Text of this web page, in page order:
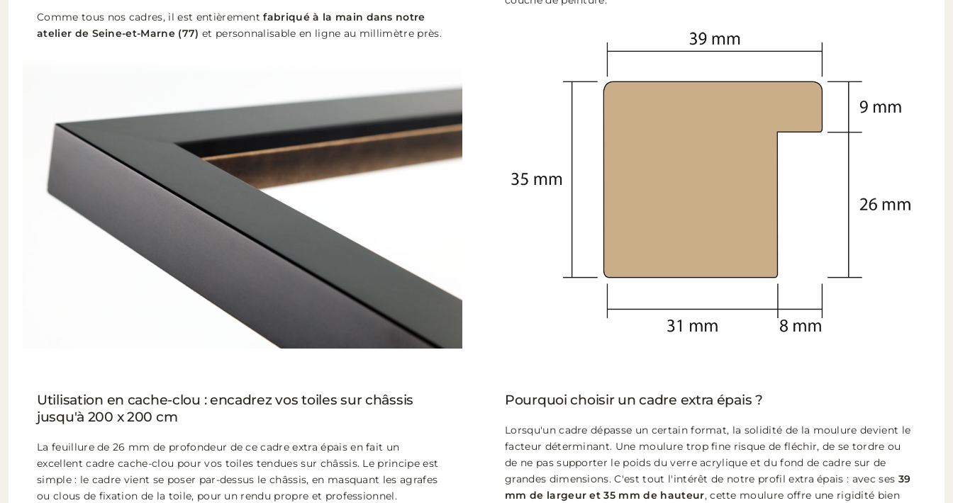
Comme tous nos cadres, il est entièrementfabriqué à la main dans notre
atelier de Seine-et-Marne (77) et personnalisable en ligne au millimètre près.
Utilisation en cache-clou : encadrez vos toiles sur châssis
jusqu'à 200 x 200 cm
La feuillure de 26 mm de profondeur de ce cadre extra épais en fait un
excellent cadre cache-clou pour vos toiles tendues sur châssis. Le principe est
simple : le cadre vient se poser par-dessus le châssis, en masquant les agrafes
ou clous de fixation de la toile, pour un rendu propre et professionnel.
Pourquoi choisir un cadre extra épais ?
Lorsqu'un cadre dépasse un certain format, la solidité de la moulure devient le
facteur déterminant. Une moulure trop fine risque de fléchir, de se tordre ou
de ne pas supporter le poids du verre acrylique et du fond de cadre sur de
grandes dimensions. C'est tout l'intérêt de notre profil extra épais : avec ses 39
mm de largeur et 35 mm de hauteur, cette moulure offre une rigidité bien